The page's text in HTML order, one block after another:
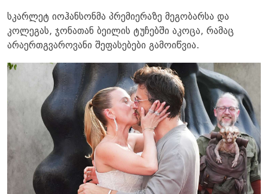
სკარლეტ იოჰანსონმა პრემიერაზე მეგობარსა და
კოლეგას, ჯონათან ბეილის ტუჩებში აკოცა, რამაც
არაერთგვაროვანი შეფასებები გამოიწვია.